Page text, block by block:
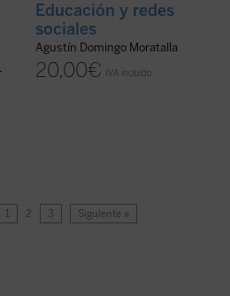
Educación y redes
sociales
Agustín Domingo Moratalla
20,00€ IVA incluido
1 2 3 Siguiente »